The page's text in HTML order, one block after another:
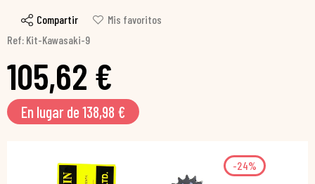
Compartir
Mis favoritos
Ref: Kit-Kawasaki-9
105,62 €
En lugar de 138,98 €
-24%